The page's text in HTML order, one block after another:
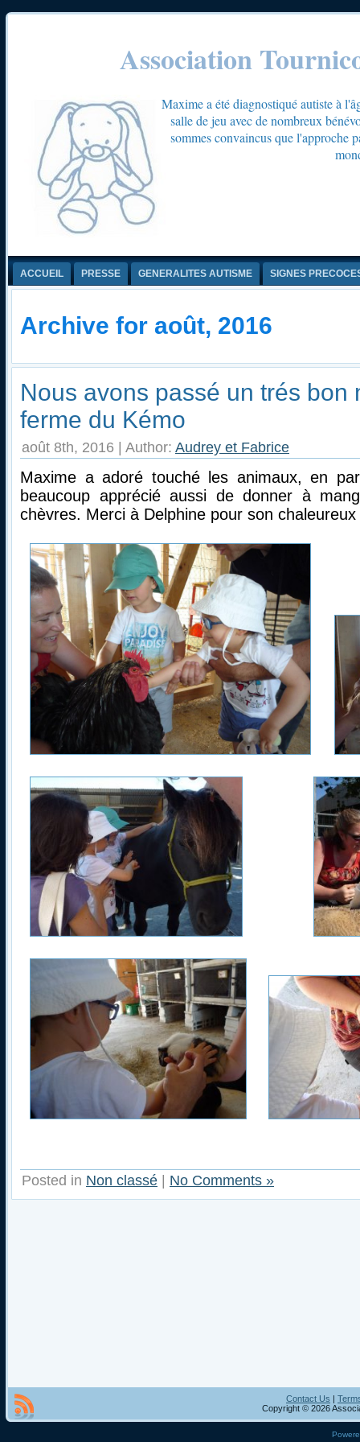
Association
Maxime a été diagnostiqué autiste à
salle de jeu avec de nombreux
sommes convaincus que l'approche
ACCUEIL PRESSE GENERALITES AUTISME SIGNES
Archive for août, 2016
Nous avons passé un trés bon
ferme du Kémo
août 8th, 2016 | Author: Audrey et Fabrice
Maxime a adoré touché les animaux, en
beaucoup apprécié aussi de donner à
chèvres. Merci à Delphine pour son
Posted in Non classé | No Comments »
Contact Us |
Copyright © 2026